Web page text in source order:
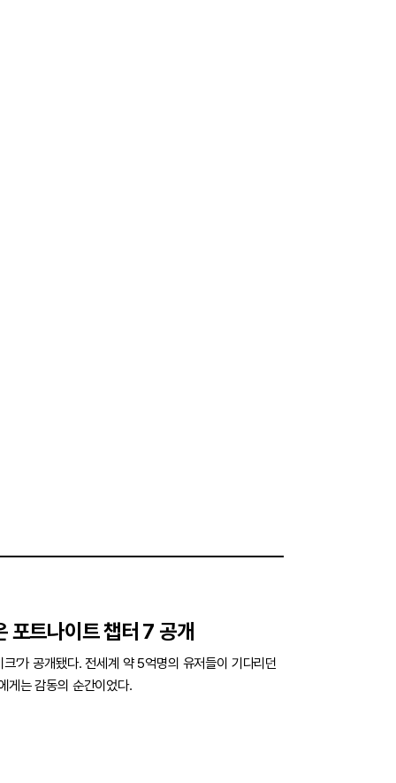
포트나이트 챕터 7 공개
’가 공개됐다. 전세계 약 5억명의 유저들이 기다리던
게는 감동의 순간이었다.